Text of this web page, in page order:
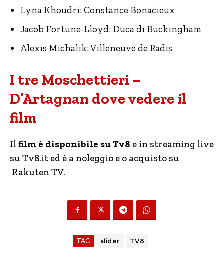
Lyna Khoudri: Constance Bonacieux
Jacob Fortune-Lloyd: Duca di Buckingham
Alexis Michalik: Villeneuve de Radis
I tre Moschettieri –
D’Artagnan dove vedere il
film
Il film è disponibile su Tv8 e in streaming live
su Tv8.it ed è a noleggio e o acquisto su
Rakuten TV.
TAG slider TV8